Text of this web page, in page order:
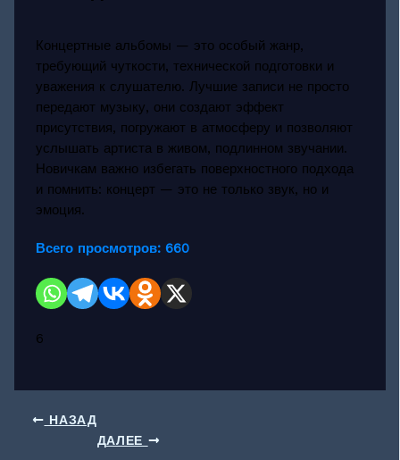
Концертные альбомы — это особый жанр,
требующий чуткости, технической подготовки и
уважения к слушателю. Лучшие записи не просто
передают музыку, они создают эффект
присутствия, погружают в атмосферу и позволяют
услышать артиста в живом, подлинном звучании.
Новичкам важно избегать поверхностного подхода
и помнить: концерт — это не только звук, но и
эмоция.
Всего просмотров: 660
6
НАЗАД
ДАЛЕЕ